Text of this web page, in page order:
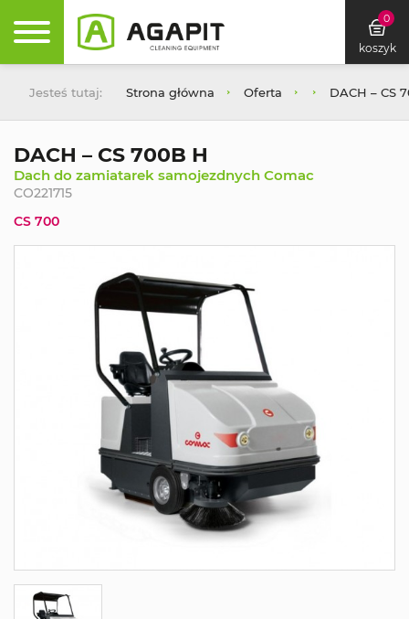
0
koszyk
Jesteś tutaj: Strona główna Oferta DACH – CS
DACH – CS 700B H
Dach do zamiatarek samojezdnych Comac
CO221715
CS 700